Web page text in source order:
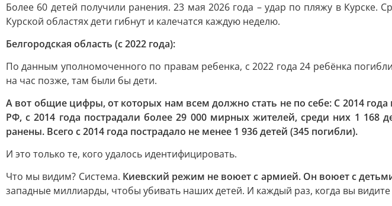
Более 60 детей получили ранения. 23 мая 2026 года – удар по пляжу в Курске.
Курской областях дети гибнут и калечатся каждую неделю.
Белгородская область (с 2022 года):
По данным уполномоченного по правам ребенка, с 2022 года 24 ребёнка
на час позже, там были бы дети.
А вот общие цифры, от которых нам всем должно стать не по себе: С 2014
РФ, с 2014 года пострадали более 29 000 мирных жителей, среди них 1 168
ранены. Всего с 2014 года пострадало не менее 1 936 детей (345 погибли).
И это только те, кого удалось идентифицировать.
Что мы видим? Система. Киевский режим не воюет с армией. Он воюет с
западные миллиарды, чтобы убивать наших детей. И каждый раз, когда вы